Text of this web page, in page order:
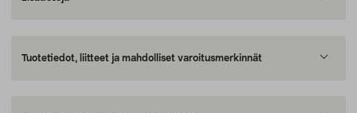
Tuotetiedot, liitteet ja mahdolliset varoitusmerkinnät